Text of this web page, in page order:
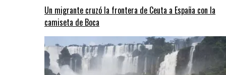
Un migrante cruzó la frontera de Ceuta a España con la
camiseta de Boca